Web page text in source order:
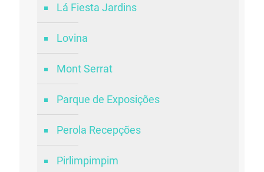
Lá Fiesta Jardins
Lovina
Mont Serrat
Parque de Exposições
Perola Recepções
Pirlimpimpim